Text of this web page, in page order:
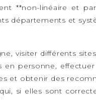
**non-linéaire et
départements et
visiter différents
personne,
et obtenir des
si elles sont